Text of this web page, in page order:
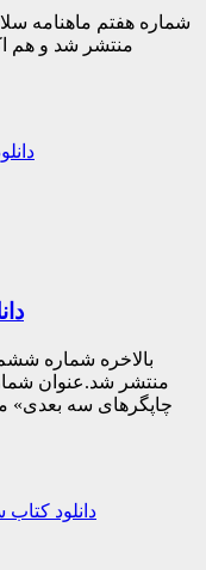
منتشر شد و هم
منتشر شد.عنوان
چاپگرهای سه بعدی»